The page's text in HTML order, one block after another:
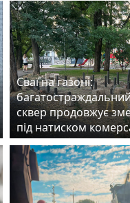
Сваї на газоні:
сквер продовжує
під натиском